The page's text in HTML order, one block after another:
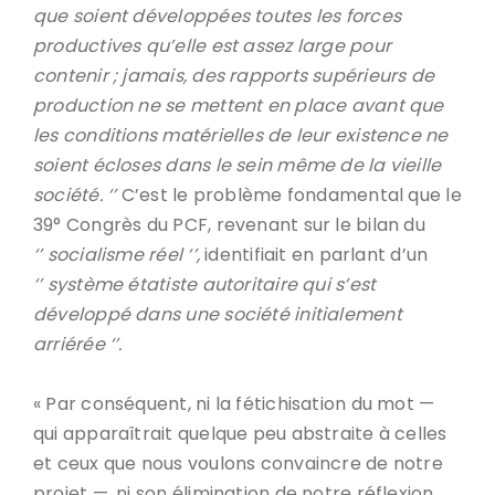
que soient développées toutes les forces
productives qu’elle est assez large pour
contenir ; jamais, des rapports supérieurs de
production ne se mettent en place avant que
les conditions matérielles de leur existence ne
soient écloses dans le sein même de la vieille
société. ‘’C’est le problème fondamental que le
39° Congrès du PCF, revenant sur le bilan du
‘’ socialisme réel ‘’,identifiait en parlant d’un
‘’ système étatiste autoritaire qui s’est
développé dans une société initialement
arriérée ‘’.
« Par conséquent, ni la fétichisation du mot —
qui apparaîtrait quelque peu abstraite à celles
et ceux que nous voulons convaincre de notre